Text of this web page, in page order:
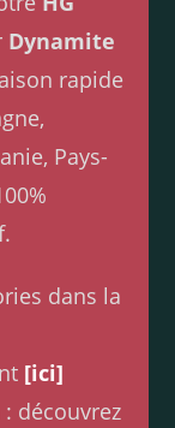
Dynamite
rapide
Pays-
dans la
[ici]
découvrez